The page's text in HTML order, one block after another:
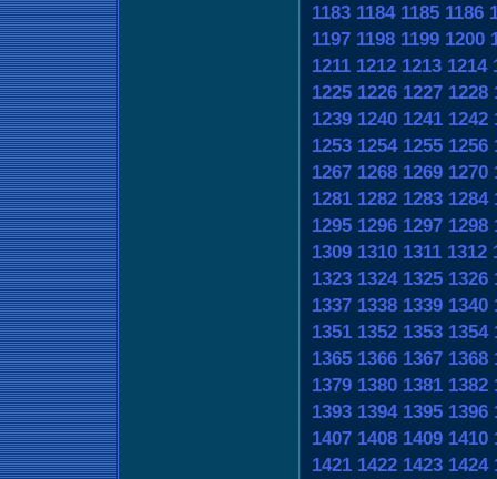
1183 1184 1185 1186
1197 1198 1199 1200
1211 1212 1213 1214
1225 1226 1227 1228
1239 1240 1241 1242
1253 1254 1255 1256
1267 1268 1269 1270
1281 1282 1283 1284
1295 1296 1297 1298
1309 1310 1311 1312
1323 1324 1325 1326
1337 1338 1339 1340
1351 1352 1353 1354
1365 1366 1367 1368
1379 1380 1381 1382
1393 1394 1395 1396
1407 1408 1409 1410
1421 1422 1423 1424